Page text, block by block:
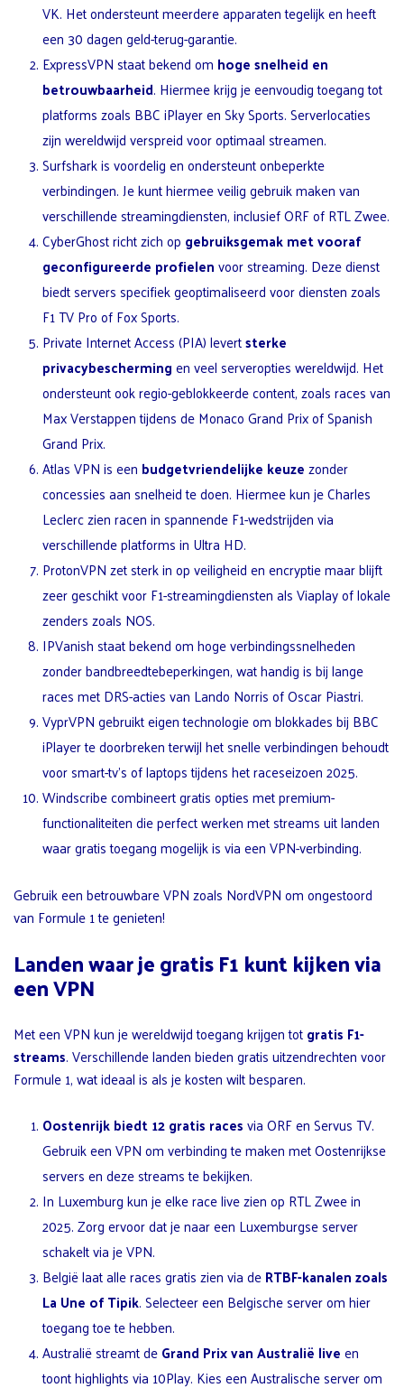
VK. Het ondersteunt meerdere apparaten tegelijk en heeft
een 30 dagen geld-terug-garantie.
ExpressVPN staat bekend om hoge snelheid en
betrouwbaarheid. Hiermee krijg je eenvoudig toegang tot
platforms zoals BBC iPlayer en Sky Sports. Serverlocaties
zijn wereldwijd verspreid voor optimaal streamen.
Surfshark is voordelig en ondersteunt onbeperkte
verbindingen. Je kunt hiermee veilig gebruik maken van
verschillende streamingdiensten, inclusief ORF of RTL Zwee.
CyberGhost richt zich op gebruiksgemak met vooraf
geconfigureerde profielenvoor streaming. Deze dienst
biedt servers specifiek geoptimaliseerd voor diensten zoals
F1 TV Pro of Fox Sports.
Private Internet Access (PIA) levertsterke
privacybeschermingen veel serveropties wereldwijd. Het
ondersteunt ook regio-geblokkeerde content, zoals races van
Max Verstappen tijdens de Monaco Grand Prix of Spanish
Grand Prix.
Atlas VPN is een budgetvriendelijke keuzezonder
concessies aan snelheid te doen. Hiermee kun je Charles
Leclerc zien racen in spannende F1-wedstrijden via
verschillende platforms in Ultra HD.
ProtonVPN zet sterk in op veiligheid en encryptie maar blijft
zeer geschikt voor F1-streamingdiensten als Viaplay of lokale
zenders zoals NOS.
IPVanish staat bekend om hoge verbindingssnelheden
zonder bandbreedtebeperkingen, wat handig is bij lange
races met DRS-acties van Lando Norris of Oscar Piastri.
VyprVPN gebruikt eigen technologie om blokkades bij BBC
iPlayer te doorbreken terwijl het snelle verbindingen behoudt
voor smart-tv’s of laptops tijdens het raceseizoen 2025.
Windscribe combineert gratis opties met premium-
functionaliteiten die perfect werken met streams uit landen
waar gratis toegang mogelijk is via een VPN-verbinding.
Gebruik een betrouwbare VPN zoals NordVPN om ongestoord
van Formule 1 te genieten!
Landen waar je gratis F1 kunt kijken via
een VPN
Met een VPN kun je wereldwijd toegang krijgen totgratis F1-
streams. Verschillende landen bieden gratis uitzendrechten voor
Formule 1, wat ideaal is als je kosten wilt besparen.
Oostenrijk biedt 12 gratis racesvia ORF en Servus TV.
Gebruik een VPN om verbinding te maken met Oostenrijkse
servers en deze streams te bekijken.
In Luxemburg kun je elke race live zien op RTL Zwee in
2025. Zorg ervoor dat je naar een Luxemburgse server
schakelt via je VPN.
België laat alle races gratis zien via deRTBF-kanalen zoals
La Une of Tipik. Selecteer een Belgische server om hier
toegang toe te hebben.
Australië streamt deGrand Prix van Australië liveen
toont highlights via 10Play. Kies een Australische server om